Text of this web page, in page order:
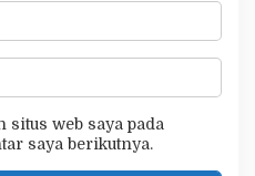
situs web saya pada
saya berikutnya.